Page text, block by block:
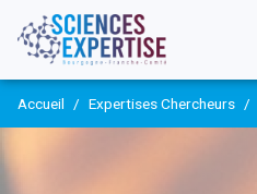
Accueil Expertises Chercheurs